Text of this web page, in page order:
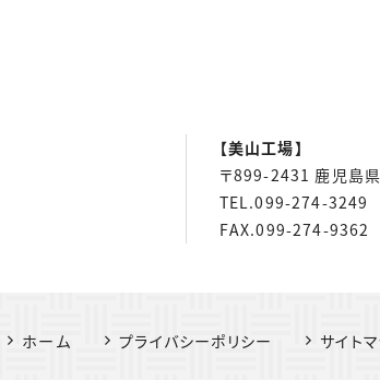
【美山工場】
〒899-2431 鹿児島
TEL.099-274-3249
FAX.099-274-9362
ホーム プライバシーポリシー サイト